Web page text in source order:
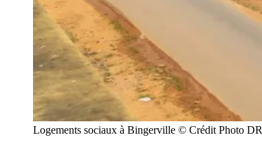
Logements sociaux à Bingerville © Crédit Photo DR